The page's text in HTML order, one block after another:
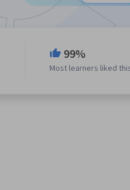
99%
Most learners liked